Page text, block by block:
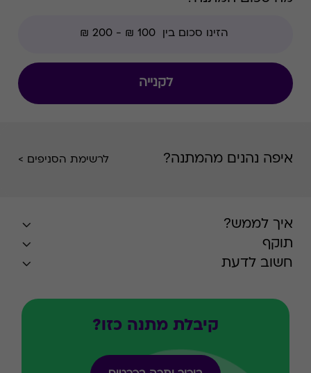
לקנייה
איפה נהנים מהמתנה? לרשימת הסניפים >
איך לממש?
תוקף
חשוב לדעת
קיבלת מתנה כזו?